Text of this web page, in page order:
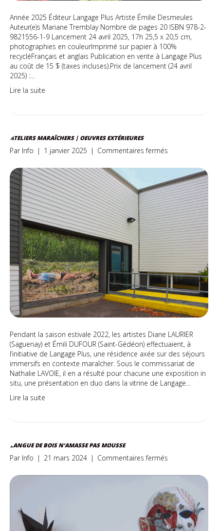
Année 2025 Éditeur Langage Plus Artiste Émilie Desmeules
Auteur(e)s Mariane Tremblay Nombre de pages 20 ISBN 978-2-
9821556-1-9 Lancement 24 avril 2025, 17h 25,5 x 20,5 cm,
photographies en couleurImprimé sur papier à 100%
recycléFrançais et anglais Publication en vente à Langage Plus
au coût de 15 $ (taxes incluses).Prix de lancement (24 avril
2025) :…
Lire la suite
ATELIERS MARAÎCHERS | OEUVRES EXTÉRIEURES
Par Info | 1 janvier 2025 | Commentaires fermés
maraîchers
|
Oeuvres
extérieures
Pendant la saison estivale 2022, les artistes Diane LAURIER
(Saguenay) et Émili DUFOUR (Saint-Gédéon) effectuaient, à
l’initiative de Langage Plus, une résidence axée sur des séjours
immersifs en contexte maraîcher. Sous le commissariat de
Nathalie LAVOIE, il en a résulté pour chacune une exposition in
situ, une présentation en duo dans la vitrine de Langage…
Lire la suite
LANGUE DE BOIS N’AMASSE PAS MOUSSE
Par Info | 21 mars 2024 | Commentaires fermés
de
bois
n’amasse
pas
mousse